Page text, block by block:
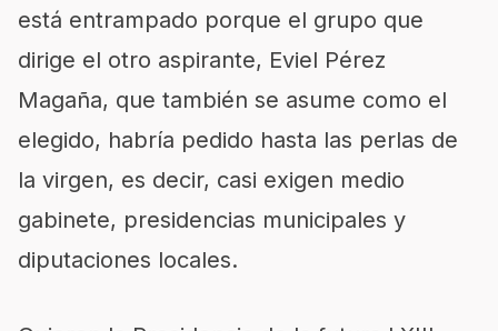
está entrampado porque el grupo que
dirige el otro aspirante, Eviel Pérez
Magaña, que también se asume como el
elegido, habría pedido hasta las perlas de
la virgen, es decir, casi exigen medio
gabinete, presidencias municipales y
diputaciones locales.